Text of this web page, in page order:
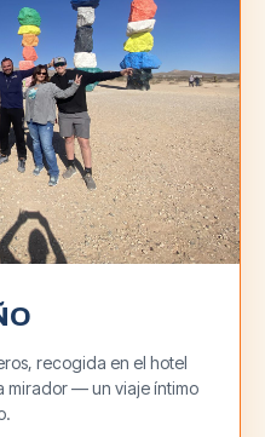
recogida en el hotel
mirador — un viaje íntimo